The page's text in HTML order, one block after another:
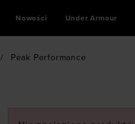
Nowości Under Armour
/ Peak Performance